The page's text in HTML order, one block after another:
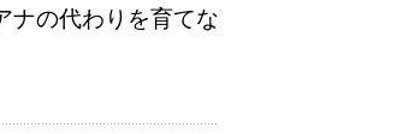
ナの代わりを育てな